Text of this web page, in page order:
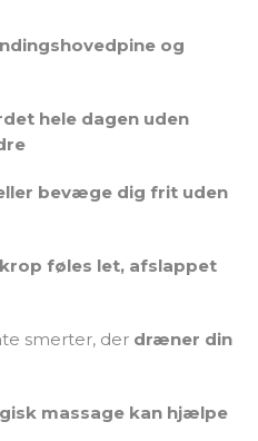
og
hele dagen uden
bevæge dig frit uden
krop føles let, afslappet
smerter, der dræner din
massage kan hjælpe